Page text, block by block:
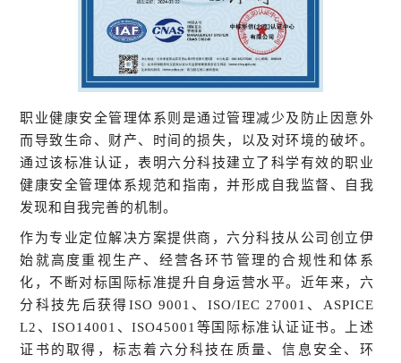
职业健康安全管理体系则是通过管理减少及防止因意外
而导致生命、财产、时间的损失，以及对环境的破坏。
通过该标准认证，表明六分科技建立了科学有效的职业
健康安全管理体系规范和指南，并形成自我监督、自我
发现和自我完善的机制。
作为专业定位解决方案提供商，六分科技从公司创立伊
始就高度重视生产、经营各环节管理的合规性和体系
化，不断对标国际标准提升自身运营水平。近年来，六
分科技先后获得ISO 9001、ISO/IEC 27001、ASPICE
L2、ISO14001、ISO45001等国际标准认证证书。上述
证书的取得，标志着六分科技在质量、信息安全、环